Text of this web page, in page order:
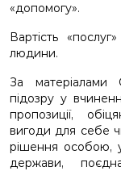
«допомогу».
Вартість
людини.
За матеріалами
підозру у
пропозиції,
вигоди для себе
рішення особою,
держави,